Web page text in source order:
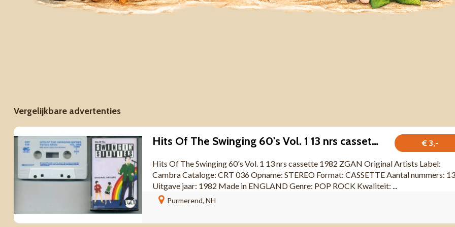
Vergelijkbare advertenties
€ 3,-
Hits Of The Swinging 60's Vol. 1 13 nrs cassette 1982 ZGAN
Hits Of The Swinging 60's Vol. 1 13 nrs cassette 1982 ZGAN Original Artists Label:
Cambra Cataloge: CRT 036 Opname: STEREO Format: CASSETTE Aantal nummers: 13
Uitgave jaar: 1982 Made in ENGLAND Genre: POP ROCK Kwaliteit: ...
Purmerend, NH